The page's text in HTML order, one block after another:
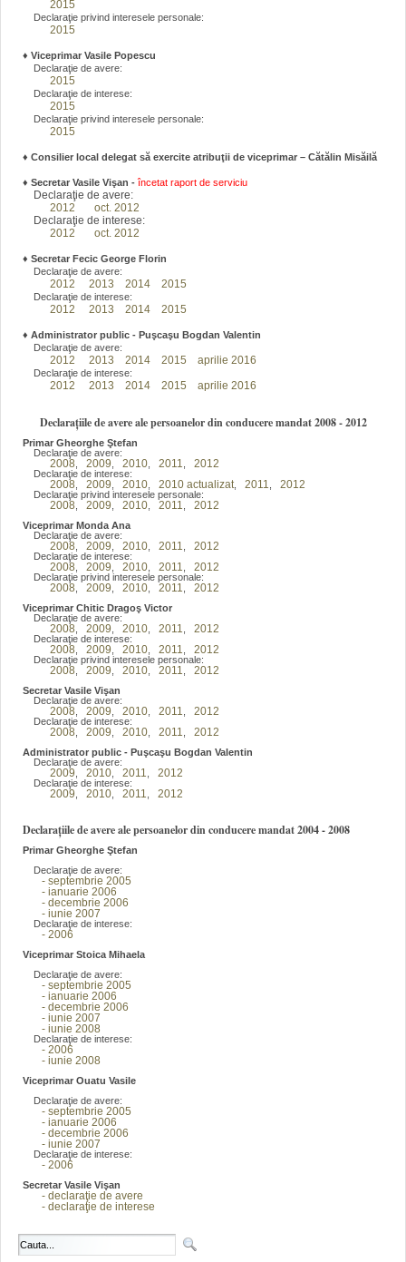
2015
Declaraţie privind interesele personale:
2015
♦ Viceprimar Vasile Popescu
Declaraţie de avere:
2015
Declaraţie de interese:
2015
Declaraţie privind interesele personale:
2015
♦ Consilier local delegat să exercite atribuţii de viceprimar – Cătălin Misăilă
♦ Secretar Vasile Vişan - încetat raport de serviciu
Declaraţie de avere:
2012
oct. 2012
Declaraţie de interese:
2012
oct. 2012
♦ Secretar Fecic George Florin
Declaraţie de avere:
2012 2013 2014 2015
Declaraţie de interese:
2012 2013 2014 2015
♦ Administrator public - Puşcaşu Bogdan Valentin
Declaraţie de avere:
2012 2013 2014 2015 aprilie 2016
Declaraţie de interese:
2012 2013 2014 2015 aprilie 2016
Declarațiile de avere ale persoanelor din conducere mandat 2008 - 2012
Primar Gheorghe Ştefan
Declaraţie de avere:
2008 2009 2010 2011 2012
Declaraţie de interese:
2008 2009 2010 2010 actualizat 2011 2012
Declaraţie privind interesele personale:
2008 2009 2010 2011 2012
Viceprimar Monda Ana
Declaraţie de avere:
2008 2009 2010 2011 2012
Declaraţie de interese:
2008 2009 2010 2011 2012
Declaraţie privind interesele personale:
2008 2009 2010 2011 2012
Viceprimar Chitic Dragoş Victor
Declaraţie de avere:
2008 2009 2010 2011 2012
Declaraţie de interese:
2008 2009 2010 2011 2012
Declaraţie privind interesele personale:
2008 2009 2010 2011 2012
Secretar Vasile Vişan
Declaraţie de avere:
2008 2009 2010 2011 2012
Declaraţie de interese:
2008 2009 2010 2011 2012
Administrator public - Puşcaşu Bogdan Valentin
Declaraţie de avere:
2009 2010 2011 2012
Declaraţie de interese:
2009 2010 2011 2012
Declarațiile de avere ale persoanelor din conducere mandat 2004 - 2008
Primar Gheorghe Ştefan
Declaraţie de avere:
- septembrie 2005
- ianuarie 2006
- decembrie 2006
- iunie 2007
Declaraţie de interese:
- 2006
Viceprimar Stoica Mihaela
Declaraţie de avere:
- septembrie 2005
- ianuarie 2006
- decembrie 2006
- iunie 2007
- iunie 2008
Declaraţie de interese:
- 2006
- iunie 2008
Viceprimar Ouatu Vasile
Declaraţie de avere:
- septembrie 2005
- ianuarie 2006
- decembrie 2006
- iunie 2007
Declaraţie de interese:
- 2006
Secretar Vasile Vişan
- declaraţie de avere
- declaraţie de interese